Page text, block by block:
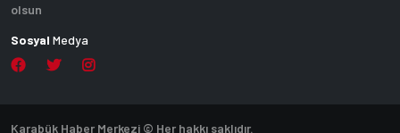
olsun
Sosyal Medya
Karabük Haber Merkezi © Her hakkı saklıdır.